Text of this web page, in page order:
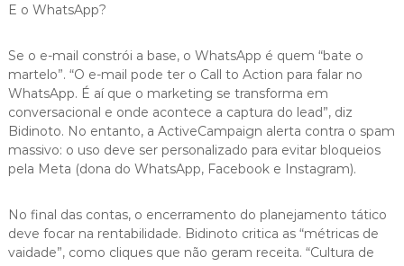
E o WhatsApp?
Se o e-mail constrói a base, o WhatsApp é quem “bate o
martelo”. “O e-mail pode ter o Call to Action para falar no
WhatsApp. É aí que o marketing se transforma em
conversacional e onde acontece a captura do lead”, diz
Bidinoto. No entanto, a ActiveCampaign alerta contra o spam
massivo: o uso deve ser personalizado para evitar bloqueios
pela Meta (dona do WhatsApp, Facebook e Instagram).
No final das contas, o encerramento do planejamento tático
deve focar na rentabilidade. Bidinoto critica as “métricas de
vaidade”, como cliques que não geram receita. “Cultura de